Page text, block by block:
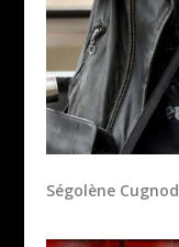
Ségolène Cugnod